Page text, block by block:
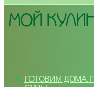
ГОТОВИМ ДОМА.